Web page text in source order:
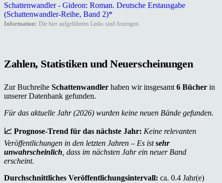
Schattenwandler - Gideon: Roman. Deutsche Erstausgabe
(Schattenwandler-Reihe, Band 2)*
Information: Die hier aufgeführten Links sind Anzeigen.
Zahlen, Statistiken und Neuerscheinungen
Zur Buchreihe Schattenwandler haben wir insgesamt 6 Bücher in
unserer Datenbank gefunden.
Für das aktuelle Jahr (2026) wurden keine neuen Bände gefunden.
📈 Prognose-Trend für das nächste Jahr: Keine relevanten
Veröffentlichungen in den letzten Jahren – Es istsehr
unwahrscheinlich , dass im nächsten Jahr ein neuer Band
erscheint.
Durchschnittliches Veröffentlichungsintervall: ca. 0.4 Jahr(e)